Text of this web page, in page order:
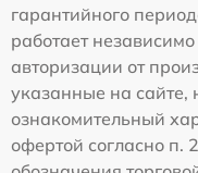
гарантийного
работает
авторизации от
указанные на сайте,
ознакомительный
офертой согласно п.